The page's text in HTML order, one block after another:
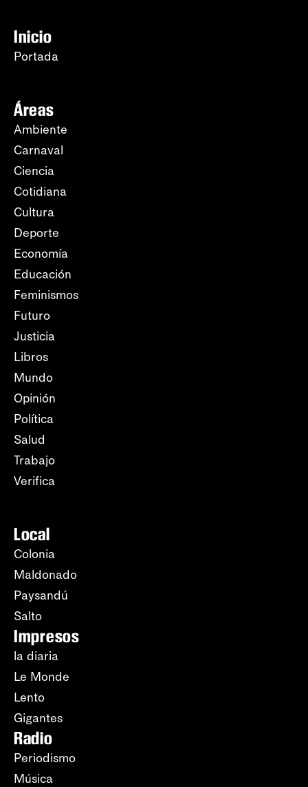
Inicio
Portada
Áreas
Ambiente
Carnaval
Ciencia
Cotidiana
Cultura
Deporte
Economía
Educación
Feminismos
Futuro
Justicia
Libros
Mundo
Opinión
Política
Salud
Trabajo
Verifica
Local
Colonia
Maldonado
Paysandú
Salto
Impresos
la diaria
Le Monde
Lento
Gigantes
Radio
Periodismo
Música